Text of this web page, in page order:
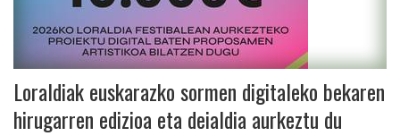
Loraldiak euskarazko sormen digitaleko bekaren
hirugarren edizioa eta deialdia aurkeztu du